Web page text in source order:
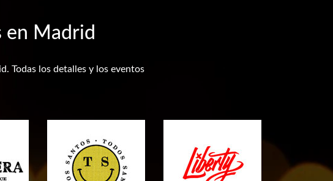
en Madrid
Todas los detalles y los eventos